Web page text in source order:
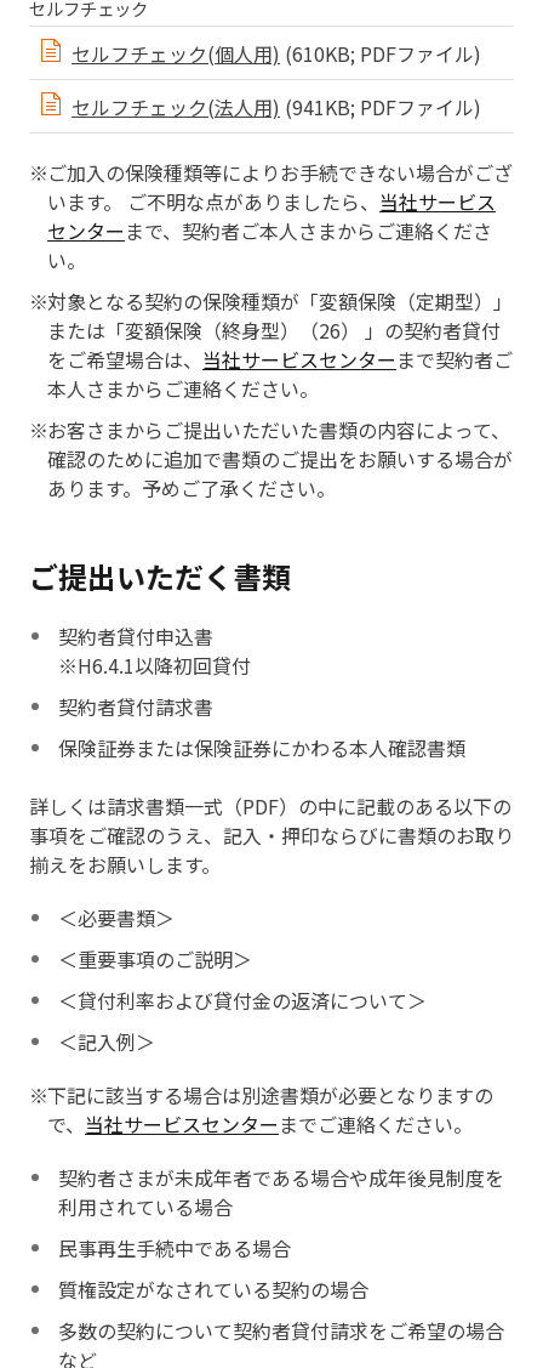
セルフチェック
セルフチェック(個人用) (610KB; PDFファイル)
セルフチェック(法人用) (941KB; PDFファイル)
ご加入の保険種類等によりお手続できない場合がござ
います。 ご不明な点がありましたら、 当社サービス
センター まで、契約者ご本人さまからご連絡くださ
い。
対象となる契約の保険種類が「変額保険（定期型）」
または「変額保険（終身型）（26） 」の契約者貸付
をご希望場合は、 当社サービスセンター まで契約者ご
本人さまからご連絡ください。
お客さまからご提出いただいた書類の内容によって、
確認のために追加で書類のご提出をお願いする場合が
あります。予めご了承ください。
ご提出いただく書類
契約者貸付申込書
※H6.4.1以降初回貸付
契約者貸付請求書
保険証券または保険証券にかわる本人確認書類
詳しくは請求書類一式（PDF）の中に記載のある以下の
事項をご確認のうえ、記入・押印ならびに書類のお取り
揃えをお願いします。
＜必要書類＞
＜重要事項のご説明＞
＜貸付利率および貸付金の返済について＞
＜記入例＞
下記に該当する場合は別途書類が必要となりますの
で、 当社サービスセンター までご連絡ください。
契約者さまが未成年者である場合や成年後見制度を
利用されている場合
民事再生手続中である場合
質権設定がなされている契約の場合
多数の契約について契約者貸付請求をご希望の場合
など